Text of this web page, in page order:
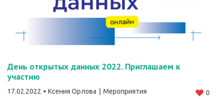
День открытых данных 2022. Приглашаем к
участию
17.02.2022 Ксения Орлова Мероприятия 0